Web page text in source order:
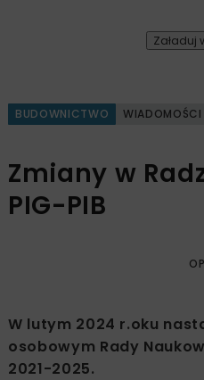
Załaduj
BUDOWNICTWO WIADOMOŚCI
Zmiany w
PIG-PIB
W lutym 2024 r.oku
osobowym Rady
2021-2025.